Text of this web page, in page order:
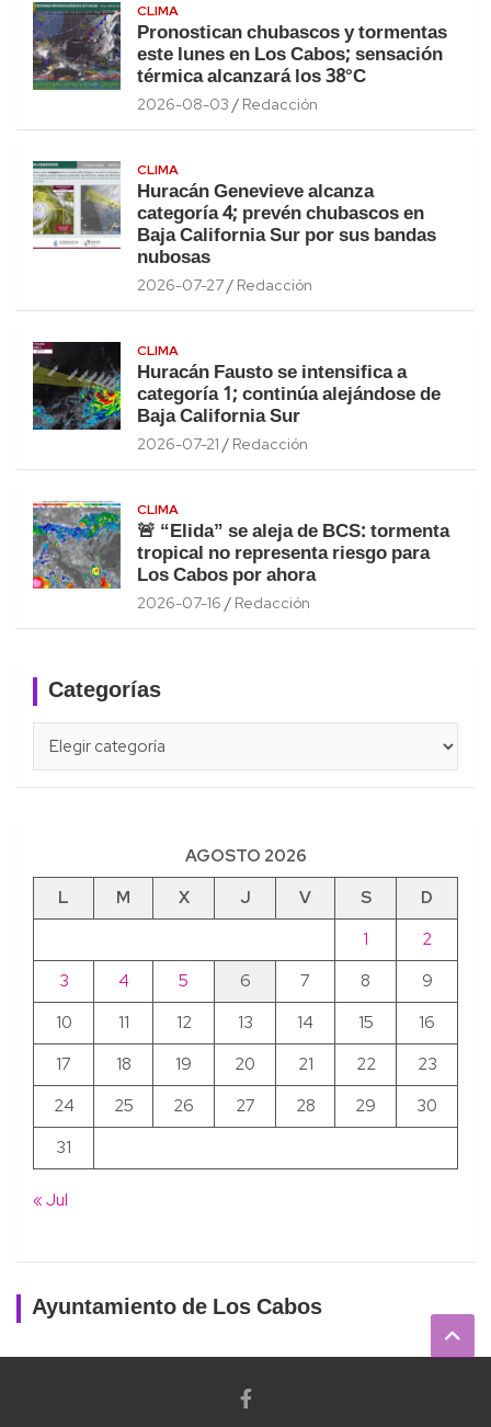
CLIMA
Pronostican chubascos y tormentas
este lunes en Los Cabos; sensación
térmica alcanzará los 38°C
2026-08-03 Redacción
CLIMA
Huracán Genevieve alcanza
categoría 4; prevén chubascos en
Baja California Sur por sus bandas
nubosas
2026-07-27 Redacción
CLIMA
Huracán Fausto se intensifica a
categoría 1; continúa alejándose de
Baja California Sur
2026-07-21 Redacción
CLIMA
🚨 “Elida” se aleja de BCS: tormenta
tropical no representa riesgo para
Los Cabos por ahora
2026-07-16 Redacción
Categorías
AGOSTO 2026
L
M X J V S
D
1
2
3
4 5 6 7 8
9
10
11 12 13 14 15
16
17
18 19 20 21 22
23
24
25 26 27 28 29
30
31
« Jul
Ayuntamiento de Los Cabos